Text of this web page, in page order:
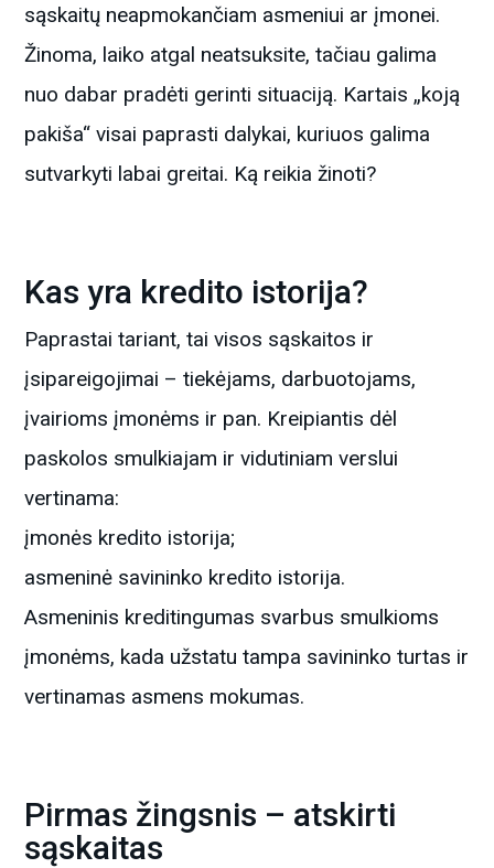
sąskaitų neapmokančiam asmeniui ar įmonei.
Žinoma, laiko atgal neatsuksite, tačiau galima
nuo dabar pradėti gerinti situaciją. Kartais „koją
pakiša“ visai paprasti dalykai, kuriuos galima
sutvarkyti labai greitai. Ką reikia žinoti?
Kas yra kredito istorija?
Paprastai tariant, tai visos sąskaitos ir
įsipareigojimai – tiekėjams, darbuotojams,
įvairioms įmonėms ir pan. Kreipiantis dėl
paskolos smulkiajam ir vidutiniam verslui
vertinama:
įmonės kredito istorija;
asmeninė savininko kredito istorija.
Asmeninis kreditingumas svarbus smulkioms
įmonėms, kada užstatu tampa savininko turtas ir
vertinamas asmens mokumas.
Pirmas žingsnis – atskirti
sąskaitas